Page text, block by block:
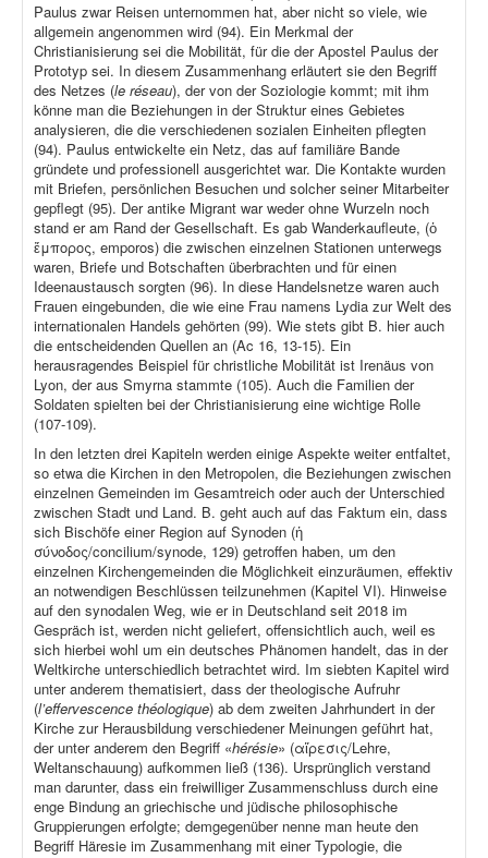
Paulus zwar Reisen unternommen hat, aber nicht so viele, wie
allgemein angenommen wird (94). Ein Merkmal der
Christianisierung sei die Mobilität, für die der Apostel Paulus der
Prototyp sei. In diesem Zusammenhang erläutert sie den Begriff
des Netzes (le réseau), der von der Soziologie kommt; mit ihm
könne man die Beziehungen in der Struktur eines Gebietes
analysieren, die die verschiedenen sozialen Einheiten pflegten
(94). Paulus entwickelte ein Netz, das auf familiäre Bande
gründete und professionell ausgerichtet war. Die Kontakte wurden
mit Briefen, persönlichen Besuchen und solcher seiner Mitarbeiter
gepflegt (95). Der antike Migrant war weder ohne Wurzeln noch
stand er am Rand der Gesellschaft. Es gab Wanderkaufleute, (ὁ
ἔμπορος, emporos) die zwischen einzelnen Stationen unterwegs
waren, Briefe und Botschaften überbrachten und für einen
Ideenaustausch sorgten (96). In diese Handelsnetze waren auch
Frauen eingebunden, die wie eine Frau namens Lydia zur Welt des
internationalen Handels gehörten (99). Wie stets gibt B. hier auch
die entscheidenden Quellen an (Ac 16, 13-15). Ein
herausragendes Beispiel für christliche Mobilität ist Irenäus von
Lyon, der aus Smyrna stammte (105). Auch die Familien der
Soldaten spielten bei der Christianisierung eine wichtige Rolle
(107-109).
In den letzten drei Kapiteln werden einige Aspekte weiter entfaltet,
so etwa die Kirchen in den Metropolen, die Beziehungen zwischen
einzelnen Gemeinden im Gesamtreich oder auch der Unterschied
zwischen Stadt und Land. B. geht auch auf das Faktum ein, dass
sich Bischöfe einer Region auf Synoden (ἡ
σύνοδος/concilium/synode, 129) getroffen haben, um den
einzelnen Kirchengemeinden die Möglichkeit einzuräumen, effektiv
an notwendigen Beschlüssen teilzunehmen (Kapitel VI). Hinweise
auf den synodalen Weg, wie er in Deutschland seit 2018 im
Gespräch ist, werden nicht geliefert, offensichtlich auch, weil es
sich hierbei wohl um ein deutsches Phänomen handelt, das in der
Weltkirche unterschiedlich betrachtet wird. Im siebten Kapitel wird
unter anderem thematisiert, dass der theologische Aufruhr
(l’effervescence théologique) ab dem zweiten Jahrhundert in der
Kirche zur Herausbildung verschiedener Meinungen geführt hat,
der unter anderem den Begriff «hérésie» (αἵρεσις/Lehre,
Weltanschauung) aufkommen ließ (136). Ursprünglich verstand
man darunter, dass ein freiwilliger Zusammenschluss durch eine
enge Bindung an griechische und jüdische philosophische
Gruppierungen erfolgte; demgegenüber nenne man heute den
Begriff Häresie im Zusammenhang mit einer Typologie, die